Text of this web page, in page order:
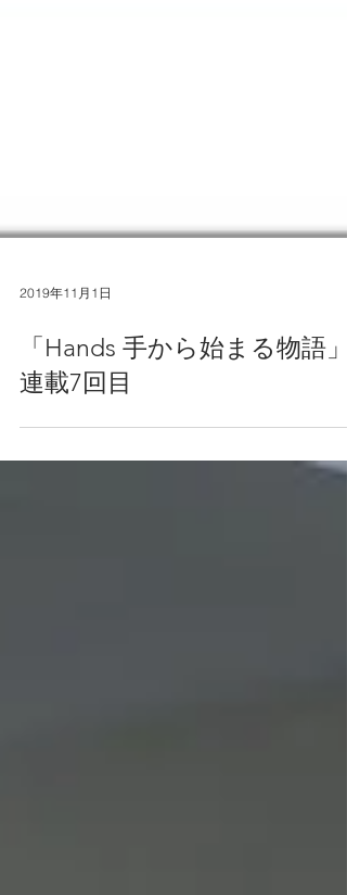
2019年11月1日
「Hands 手から始まる物語」
連載7回目